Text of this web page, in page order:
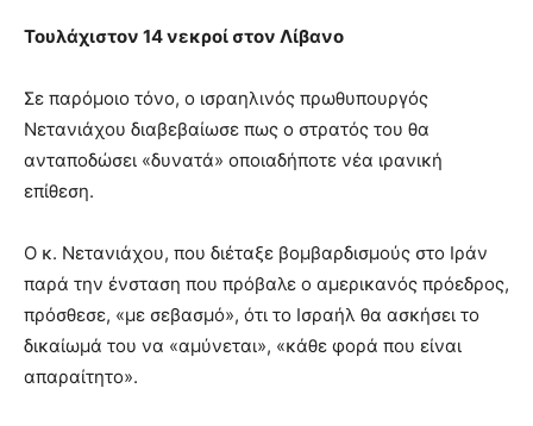
Τουλάχιστον 14 νεκροί στον Λίβανο
Σε παρόμοιο τόνο, ο ισραηλινός πρωθυπουργός
Νετανιάχου διαβεβαίωσε πως ο στρατός του θα
ανταποδώσει «δυνατά» οποιαδήποτε νέα ιρανική
επίθεση.
Ο κ. Νετανιάχου, που διέταξε βομβαρδισμούς στο Ιράν
παρά την ένσταση που πρόβαλε ο αμερικανός πρόεδρος,
πρόσθεσε, «με σεβασμό», ότι το Ισραήλ θα ασκήσει το
δικαίωμά του να «αμύνεται», «κάθε φορά που είναι
απαραίτητο».